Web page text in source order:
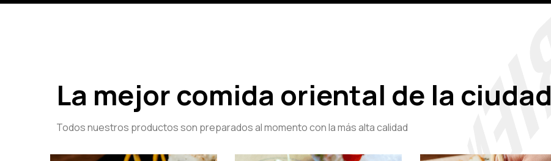
La mejor comida oriental de la ciudad
Todos nuestros productos son preparados al momento con la más alta calidad